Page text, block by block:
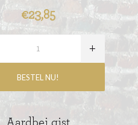
€23,85
Aardbei gist